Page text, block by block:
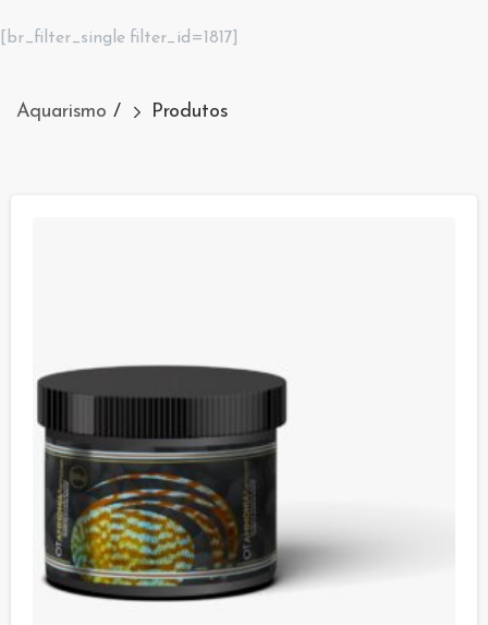
[br_filter_single filter_id=1817]
Aquarismo / Produtos